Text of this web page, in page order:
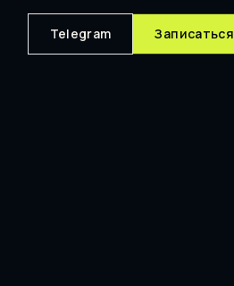
Telegram Записаться